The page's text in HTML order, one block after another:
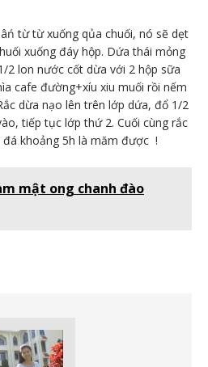
từ từ xuống qủa chuối, nó sẽ dẹt
xuống đáy hộp. Dứa thái mỏng
2 lon nước cốt dừa với 2 hộp sữa
cafe đường+xíu xiu muối rồi nếm
dừa nạo lên trên lớp dứa, đổ 1/2
tiếp tục lớp thứ 2. Cuối cùng rắc
đá khoảng 5h là măm được !
mật ong chanh đào